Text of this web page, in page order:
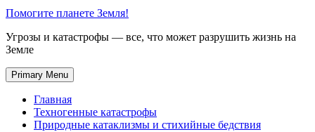
Помогите планете Земля!
Угрозы и катастрофы — все, что может разрушить жизнь на
Земле
Primary Menu
Главная
Техногенные катастрофы
Природные катаклизмы и стихийные бедствия